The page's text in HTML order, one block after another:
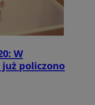
W
policzono